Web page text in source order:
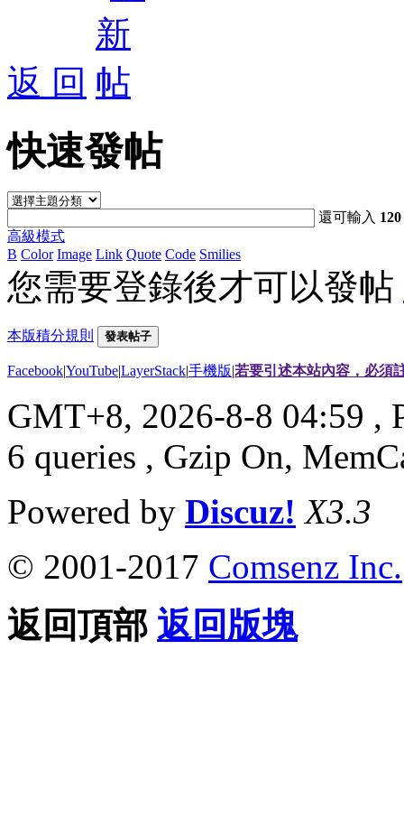
返 回
快速發帖
還可輸入 120
高級模式
B Color Image Link Quote Code Smilies
您需要登錄後才可以發帖
本版積分規則 發表帖子
Facebook|YouTube|LayerStack|手機版|若要引述本站內容，必須
GMT+8, 2026-8-8 04:59 ,
6 queries , Gzip On,
Powered by Discuz! X3.3
© 2001-2017 Comsenz Inc.
返回頂部 返回版塊